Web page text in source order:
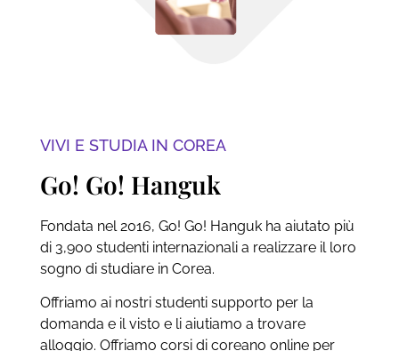
VIVI E STUDIA IN COREA
Go! Go! Hanguk
Fondata nel 2016, Go! Go! Hanguk ha aiutato più
di 3,900 studenti internazionali a realizzare il loro
sogno di studiare in Corea.
Offriamo ai nostri studenti supporto per la
domanda e il visto e li aiutiamo a trovare
alloggio. Offriamo corsi di coreano online per